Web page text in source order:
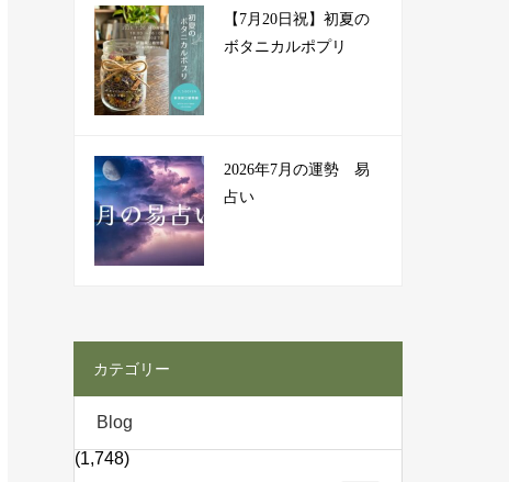
【7月20日祝】初夏の
ボタニカルポプリ
2026年7月の運勢 易
占い
カテゴリー
Blog
(1,748)